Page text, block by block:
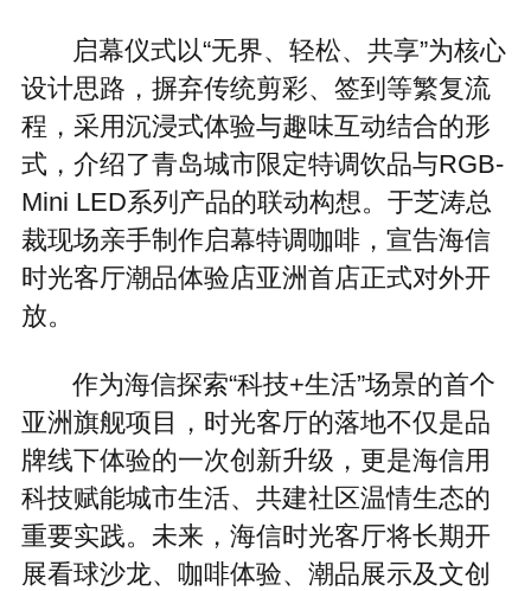
启幕仪式以“无界、轻松、共享”为核心
设计思路，摒弃传统剪彩、签到等繁复流
程，采用沉浸式体验与趣味互动结合的形
式，介绍了青岛城市限定特调饮品与RGB-
Mini LED系列产品的联动构想。于芝涛总
裁现场亲手制作启幕特调咖啡，宣告海信
时光客厅潮品体验店亚洲首店正式对外开
放。
作为海信探索“科技+生活”场景的首个
亚洲旗舰项目，时光客厅的落地不仅是品
牌线下体验的一次创新升级，更是海信用
科技赋能城市生活、共建社区温情生态的
重要实践。未来，海信时光客厅将长期开
展看球沙龙、咖啡体验、潮品展示及文创